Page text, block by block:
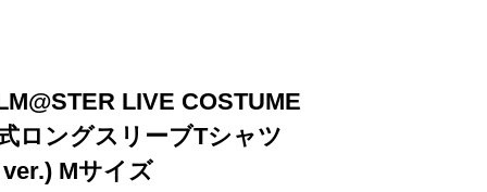
LIVE COSTUME
ロングスリーブTシャツ
Mサイズ